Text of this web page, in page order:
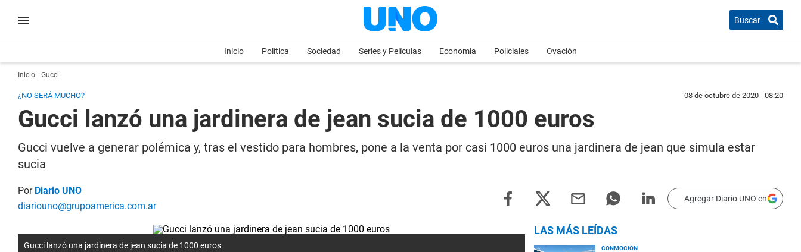
Buscar
Inicio Política Sociedad Series y Películas Economia Policiales Ovación
Inicio Gucci
¿NO SERÁ MUCHO? 08 de octubre de 2020 - 08:20
Gucci lanzó una jardinera de jean sucia de 1000 euros
Gucci vuelve a generar polémica y, tras el vestido para hombres, pone a la venta por casi 1000 euros una jardinera de jean que simula estar
sucia
Por Diario UNO
diariouno@grupoamerica.com.ar
Agregar Diario UNO en
Gucci lanzó una jardinera de jean sucia de 1000 euros
LAS MÁS LEÍDAS
CONMOCIÓN